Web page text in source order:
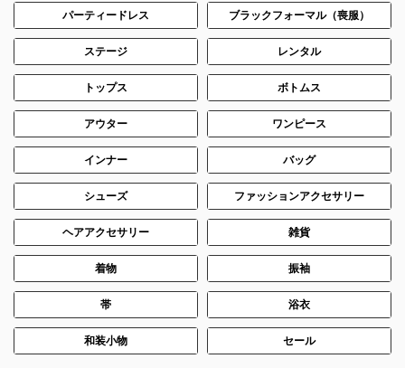
パーティードレス ブラックフォーマル（喪服）
ステージ レンタル
トップス ボトムス
アウター ワンピース
インナー バッグ
シューズ ファッションアクセサリー
ヘアアクセサリー 雑貨
着物 振袖
帯 浴衣
和装小物 セール